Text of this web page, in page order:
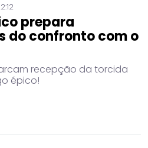
prepara
do confronto com o
recepção da torcida
épico!